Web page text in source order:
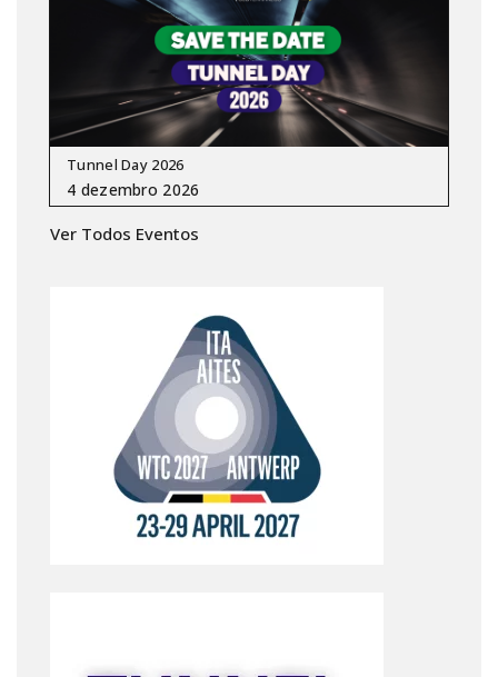
Tunnel Day 2026
Ver Todos Eventos